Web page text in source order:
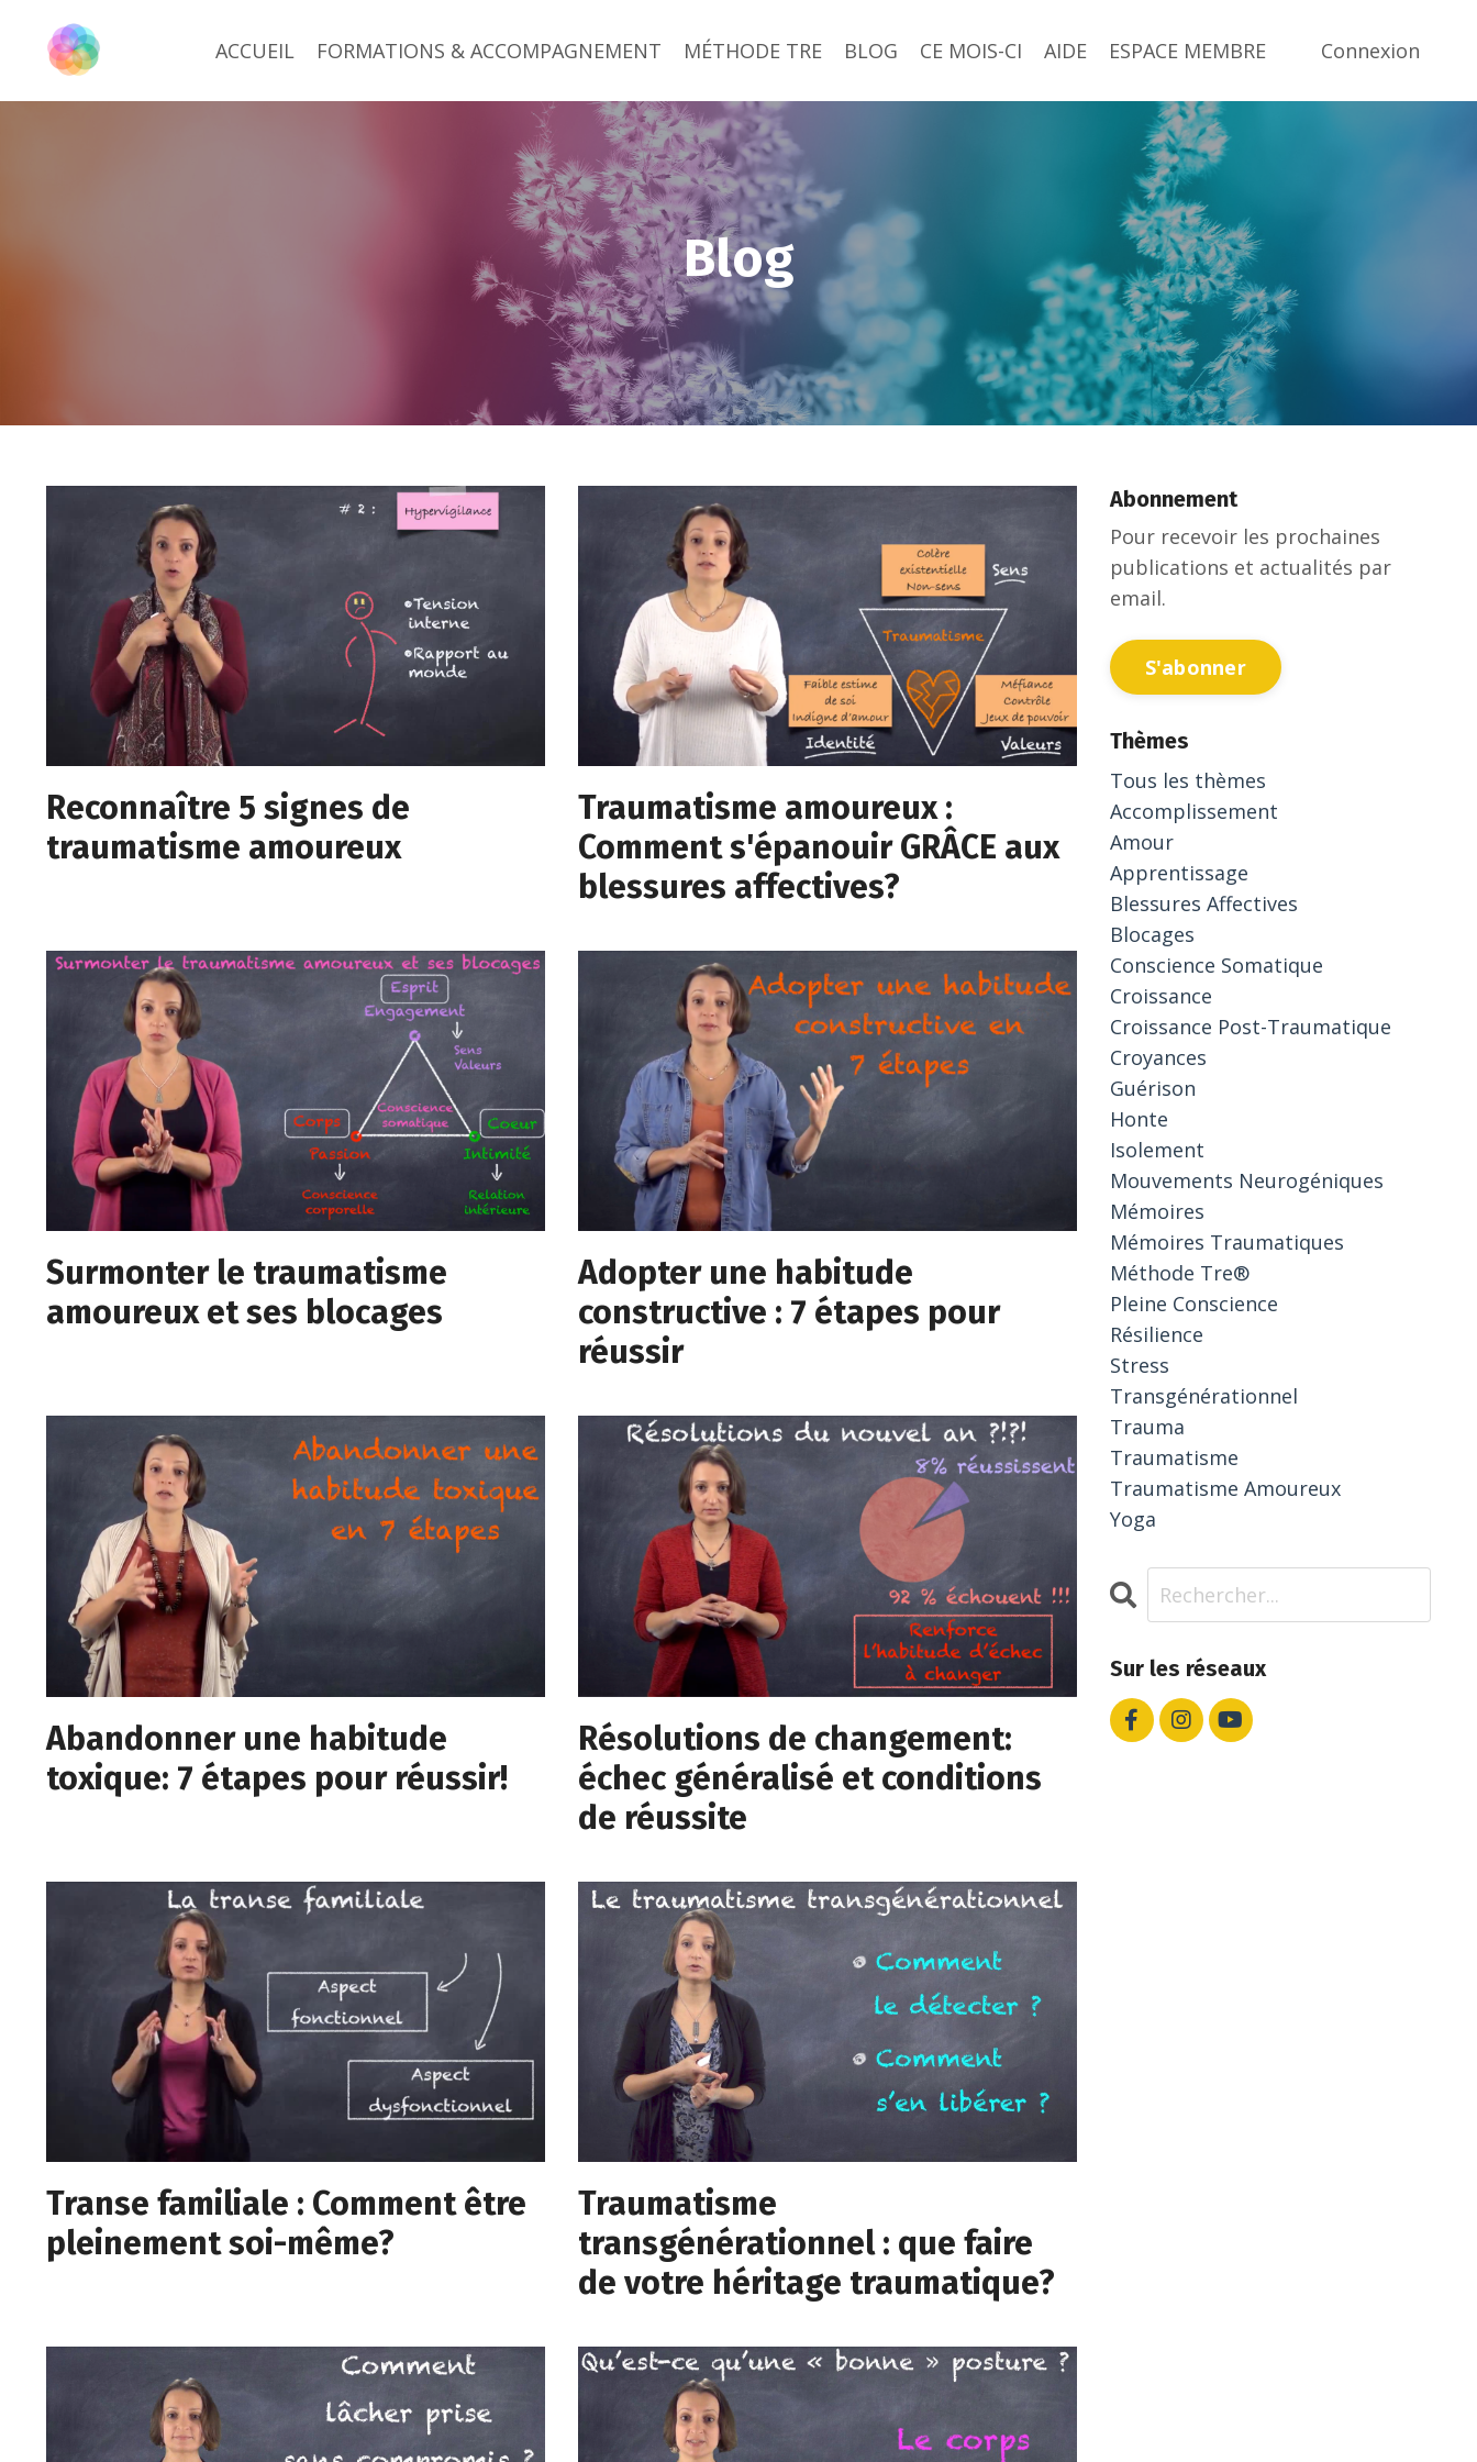
ACCUEIL FORMATIONS & ACCOMPAGNEMENT MÉTHODE TRE BLOG CE MOIS-CI AIDE ESPACE MEMBRE Connexion
Blog
Reconnaître 5 signes de
traumatisme amoureux
Traumatisme amoureux :
Comment s'épanouir GRÂCE aux
blessures affectives?
Surmonter le traumatisme
amoureux et ses blocages
Adopter une habitude
constructive : 7 étapes pour
réussir
Abandonner une habitude
toxique: 7 étapes pour réussir!
Résolutions de changement:
échec généralisé et conditions
de réussite
Transe familiale : Comment être
pleinement soi-même?
Traumatisme
transgénérationnel : que faire
de votre héritage traumatique?
Abonnement
Pour recevoir les prochaines
publications et actualités par
email.
S'abonner
Thèmes
Tous les thèmes
Accomplissement
Amour
Apprentissage
Blessures Affectives
Blocages
Conscience Somatique
Croissance
Croissance Post-Traumatique
Croyances
Guérison
Honte
Isolement
Mouvements Neurogéniques
Mémoires
Mémoires Traumatiques
Méthode Tre®
Pleine Conscience
Résilience
Stress
Transgénérationnel
Trauma
Traumatisme
Traumatisme Amoureux
Yoga
Sur les réseaux